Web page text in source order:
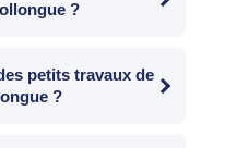
?
léger, ramassage
de
petits travaux de
?